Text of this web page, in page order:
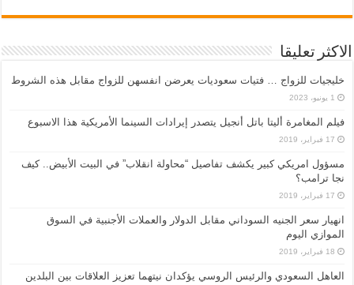
الاكثر تعليقا
خليجيات للزواج … فتيات سعوديات يعرضن انفسهن للزواج مقابل هذه الشروط
1 يونيو، 2023
فيلم المغامرة أليتا‭ ‬باتل أنجيل يتصدر إيرادات السينما الأمريكية هذا الاسبوع
17 فبراير، 2019
مسؤول امريكي كبير يكشف تفاصيل “محاولة انقلاب” في البيت الأبيض.. كيف
نجا ترامب؟
17 فبراير، 2019
انهيار سعر الجنيه السوداني مقابل الدولار والعملات الأجنبية في السوق
الموازي اليوم
18 فبراير، 2019
العاهل السعودي والرئيس الروسي يؤكدان نيتهما تعزيز العلاقات بين البلدين